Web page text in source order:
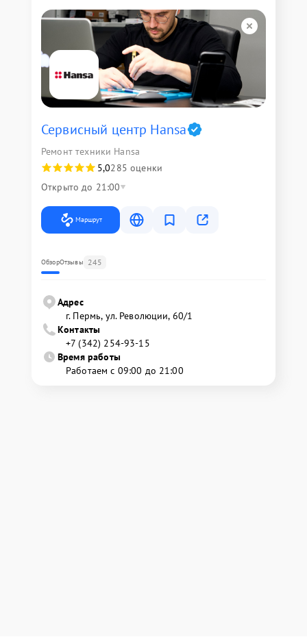
Сервисный центр Hansa
Ремонт техники Hansa
5,0285 оценки
Открыто до 21:00
Маршрут
ОбзорОтзывы 245
Адрес
г. Пермь, ул. ​Революции, 60/1
Контакты
+7 (342) 254-93-15
Время работы
Работаем с 09:00 до 21:00